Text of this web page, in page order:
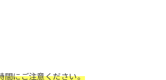
にご注意ください。